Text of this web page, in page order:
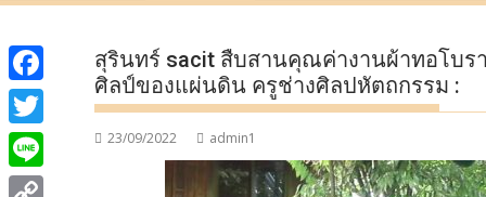
สุรินทร์ sacit สืบสานคุณค่างานผ้าทอโบ
ศิลป์ของแผ่นดิน ครูช่างศิลปหัตถกรรม :
23/09/2022 admin1
F
a
c
T
w
L